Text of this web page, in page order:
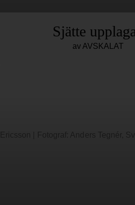
Sjätte
av AVSKALAT